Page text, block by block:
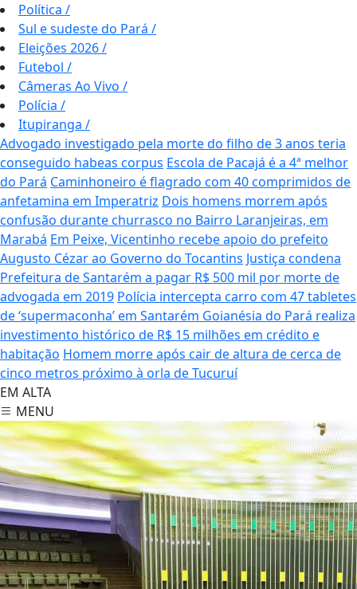
Política /
Sul e sudeste do Pará /
Eleições 2026/
Futebol /
Câmeras Ao Vivo /
Polícia /
Itupiranga /
Advogado investigado pela morte do filho de 3 anos teria
conseguido habeas corpus Escola de Pacajá é a 4ª melhor
do Pará Caminhoneiro é flagrado com 40 comprimidos de
anfetamina em Imperatriz Dois homens morrem após
confusão durante churrasco no Bairro Laranjeiras, em
Marabá Em Peixe, Vicentinho recebe apoio do prefeito
Augusto Cézar ao Governo do Tocantins Justiça condena
Prefeitura de Santarém a pagar R$ 500 mil por morte de
advogada em 2019 Polícia intercepta carro com 47 tabletes
de ‘supermaconha’ em Santarém Goianésia do Pará realiza
investimento histórico de R$ 15 milhões em crédito e
habitação Homem morre após cair de altura de cerca de
cinco metros próximo à orla de Tucuruí
EM ALTA
MENU